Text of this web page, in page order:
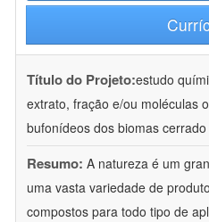
Título do Projeto:estudo
extrato, fração e/ou moléculas
bufonídeos dos biomas
Resumo: A natureza é um
uma vasta variedade de
compostos para todo tipo de